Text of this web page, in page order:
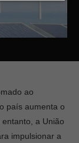
ao
país aumenta o
entanto, a União
impulsionar a